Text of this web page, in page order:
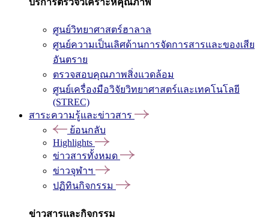
บริการตรวจวิเคราะห์คุณภาพ
ศูนย์วิทยาศาสตร์ฮาลาล
ศูนย์ความเป็นเลิศด้านการจัดการสารและของเสีย
อันตราย
ตรวจสอบคุณภาพสิ่งแวดล้อม
ศูนย์เครื่องมือวิจัยวิทยาศาสตร์และเทคโนโลยี
(STREC)
สาระความรู้และข่าวสาร
ย้อนกลับ
Highlights
ข่าวสารทั้งหมด
ข่าวจุฬาฯ
ปฏิทินกิจกรรม
ข่าวสารและกิจกรรม